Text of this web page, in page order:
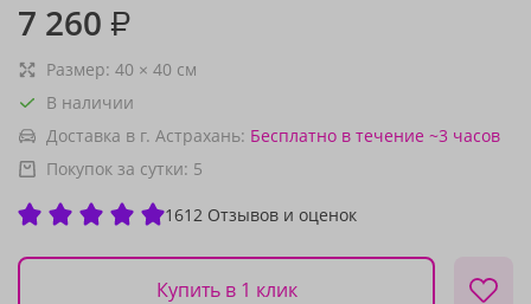
7 260 ₽
Размер: 40 × 40 см
В наличии
Доставка в г. Астрахань: Бесплатно в течение ~3 часов
Покупок за сутки: 5
1612 Отзывов и оценок
Купить в 1 клик